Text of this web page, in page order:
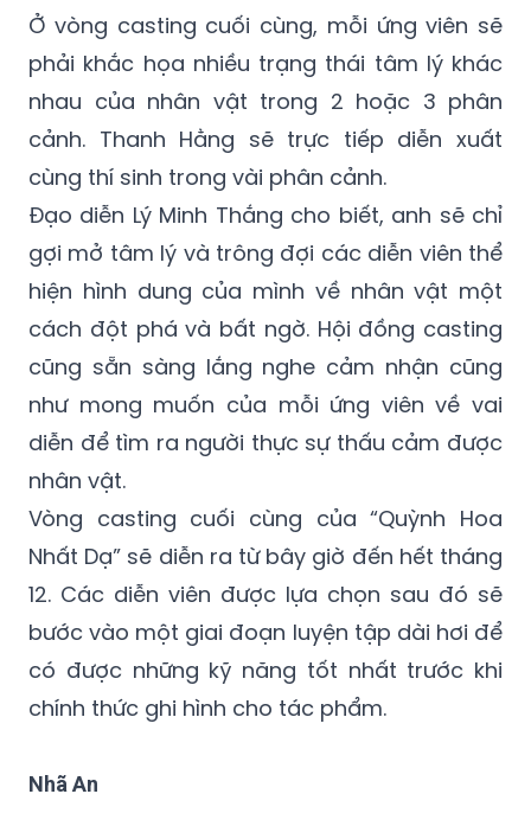
nhau của nhân vật trong 2 hoặc 3 phân
cảnh. Thanh Hằng sẽ trực tiếp diễn xuất
cùng thí sinh trong vài phân cảnh.
Đạo diễn Lý Minh Thắng cho biết, anh sẽ chỉ
gợi mở tâm lý và trông đợi các diễn viên thể
hiện hình dung của mình về nhân vật một
cách đột phá và bất ngờ. Hội đồng casting
cũng sẵn sàng lắng nghe cảm nhận cũng
như mong muốn của mỗi ứng viên về vai
diễn để tìm ra người thực sự thấu cảm được
nhân vật.
Vòng casting cuối cùng của “Quỳnh Hoa
Nhất Dạ” sẽ diễn ra từ bây giờ đến hết tháng
12. Các diễn viên được lựa chọn sau đó sẽ
bước vào một giai đoạn luyện tập dài hơi để
có được những kỹ năng tốt nhất trước khi
chính thức ghi hình cho tác phẩm.
Nhã An
Samuel An